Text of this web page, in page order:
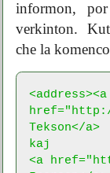
informon,
verkinton.
che la
<address><a
Tekson</a>
kaj
<a